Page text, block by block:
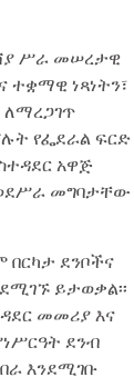
ሥራ መሠረታዊ
ተቋማዊ ነጻነትን፣
ለማረጋገጥ
የፌደራል ፍርድ
አዋጅ
መግባታቸው
በርካታ ደንቦችና
ይታወቃል፡፡
መመሪያ እና
ደንብ
እንደሚገቡ